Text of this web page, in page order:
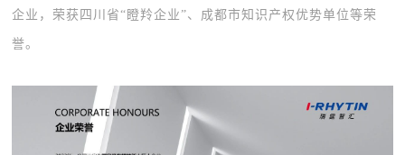
企业，荣获四川省“瞪羚企业”、成都市知识产权优势单位等荣
誉。